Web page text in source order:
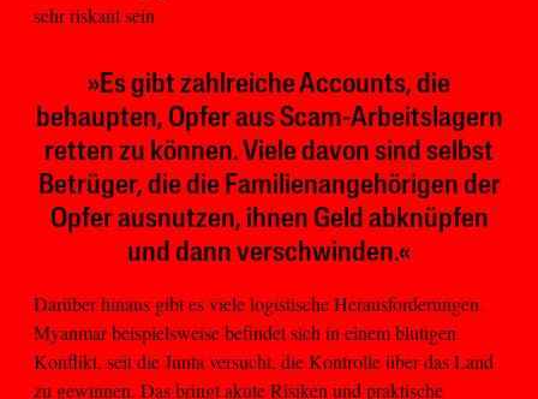
sehr riskant sein.
»Es gibt zahlreiche Accounts, die
behaupten, Opfer aus Scam-Arbeitslagern
retten zu können. Viele davon sind selbst
Betrüger, die die Familienangehörigen der
Opfer ausnutzen, ihnen Geld abknüpfen
und dann verschwinden.«
Darüber hinaus gibt es viele logistische Herausforderungen.
Myanmar beispielsweise befindet sich in einem blutigen
Konflikt, seit die Junta versucht, die Kontrolle über das Land
zu gewinnen. Das bringt akute Risiken und praktische